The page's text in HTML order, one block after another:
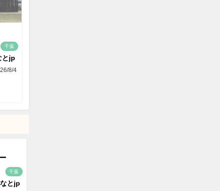
千葉
とjp
8/4
千葉
とjp